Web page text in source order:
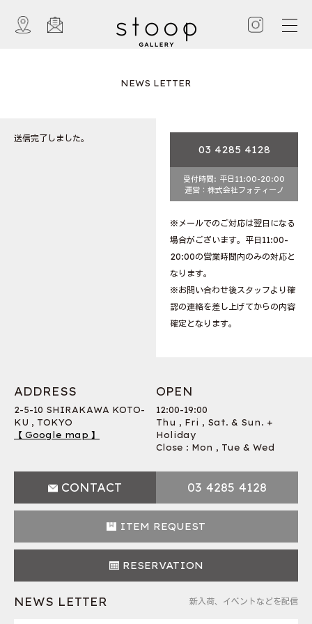
NEWS LETTER
送信完了しました。
03 4285 4128
受付時間: 平日11:00-20:00
運営：株式会社フォティーノ
※メールでのご対応は翌日になる
場合がございます。平日11:00-
20:00の営業時間内のみの対応と
なります。
※お問い合わせ後スタッフより確
認の連絡を差し上げてからの内容
確定となります。
ADDRESS
2-5-10 SHIRAKAWA KOTO-
KU , TOKYO
【 Google map 】
OPEN
12:00-19:00
Thu , Fri , Sat. & Sun. +
Holiday
Close : Mon , Tue & Wed
CONTACT 03 4285 4128
ITEM REQUEST
RESERVATION
NEWS LETTER 新入荷、イベントなどを配信